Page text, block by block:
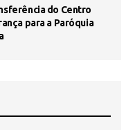
do Centro
para a Paróquia